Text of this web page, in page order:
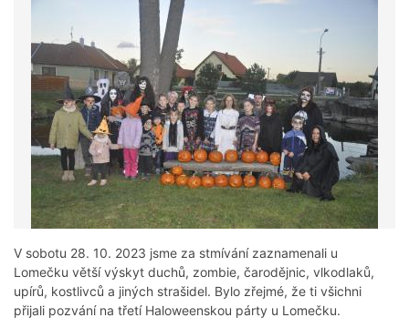
V sobotu 28. 10. 2023 jsme za stmívání zaznamenali u
Lomečku větší výskyt duchů, zombie, čarodějnic, vlkodlaků,
upírů, kostlivců a jiných strašidel. Bylo zřejmé, že ti všichni
přijali pozvání na třetí Haloweenskou párty u Lomečku.